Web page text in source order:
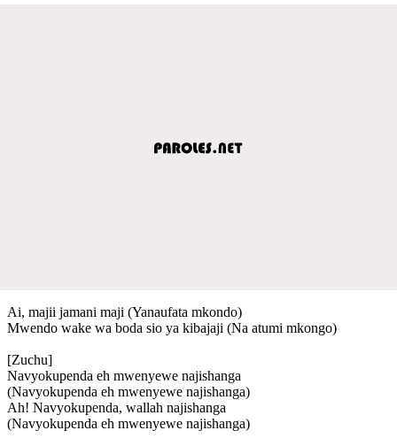
Ai, majii jamani maji (Yanaufata mkondo)
Mwendo wake wa boda sio ya kibajaji (Na atumi mkongo)
[Zuchu]
Navyokupenda eh mwenyewe najishanga
(Navyokupenda eh mwenyewe najishanga)
Ah! Navyokupenda, wallah najishanga
(Navyokupenda eh mwenyewe najishanga)